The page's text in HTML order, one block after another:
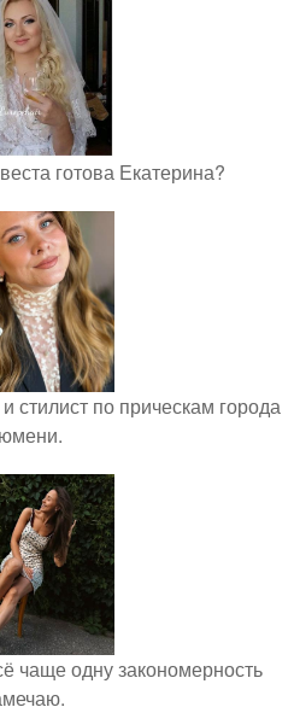
готова Екатерина?
стилист по прическам города
чаще одну закономерность